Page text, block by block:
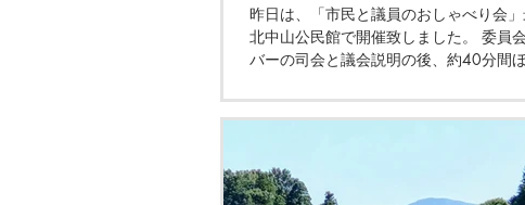
昨日は、「市民と議員のおしゃべり会
北中山公民館で開催致しました。 委員会
バーの司会と議会説明の後、約40分間ほ
終了、内容をまとめて発表する予定です
様、ありがとうございます！